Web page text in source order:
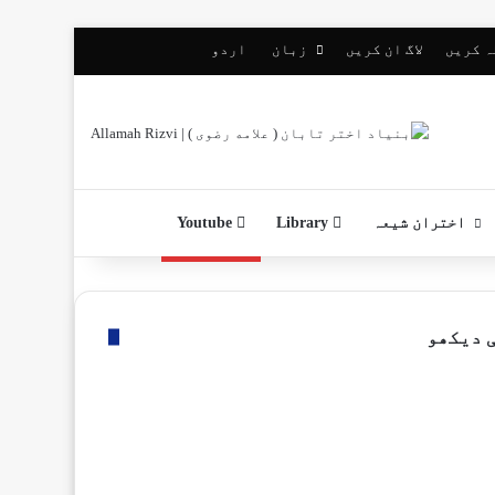
کریں لاگ ان کریں زبان اردو
اختران شیعہ Library
Youtube
دیکھو